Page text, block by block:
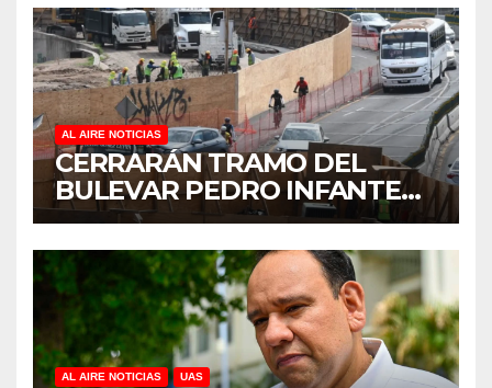
AL AIRE NOTICIAS
CERRARÁN TRAMO DEL
BULEVAR PEDRO INFANTE
PARA ACELERAR OBRAS
ANTES DEL REGRESO A
CLASES
AL AIRE NOTICIAS UAS